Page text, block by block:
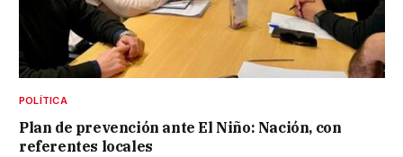
POLÍTICA
Plan de prevención ante El Niño: Nación, con
referentes locales